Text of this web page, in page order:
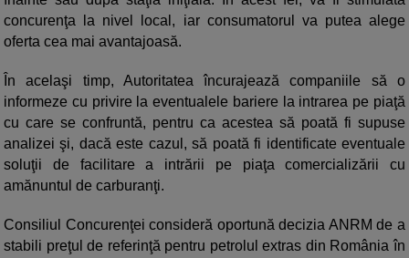
concurenţa la nivel local, iar consumatorul va putea alege
oferta cea mai avantajoasă.
În acelaşi timp, Autoritatea încurajează companiile să o
informeze cu privire la eventualele bariere la intrarea pe piaţă
cu care se confruntă, pentru ca acestea să poată fi supuse
analizei şi, dacă este cazul, să poată fi identificate eventuale
soluţii de facilitare a intrării pe piaţa comercializării cu
amănuntul de carburanţi.
Consiliul Concurenţei consideră oportună decizia ANRM de a
stabili preţul de referinţă pentru petrolul extras din România în